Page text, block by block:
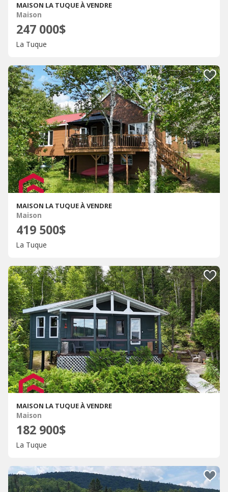
MAISON LA TUQUE À VENDRE
Maison
247 000$
La Tuque
MAISON LA TUQUE À VENDRE
Maison
419 500$
La Tuque
MAISON LA TUQUE À VENDRE
Maison
182 900$
La Tuque